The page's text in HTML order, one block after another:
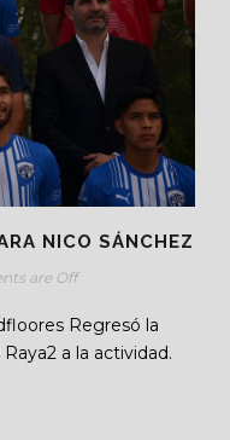
NICO SÁNCHEZ
are Off
Regresó la
a la actividad.